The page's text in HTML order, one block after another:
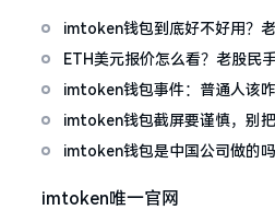
imtoken钱包到底好不好用？
ETH美元报价怎么看？老股民
imtoken钱包事件：普通人该咋
imtoken钱包截屏要谨慎，别
imtoken钱包是中国公司做的
imtoken唯一官网